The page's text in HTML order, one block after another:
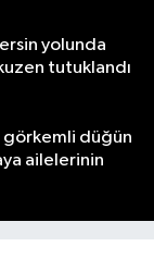
yolunda
tutuklandı
görkemli düğün
ailelerinin